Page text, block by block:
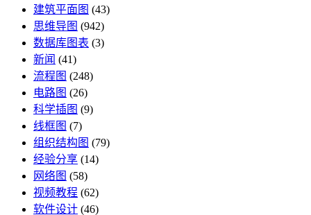
建筑平面图 (43)
思维导图 (942)
数据库图表 (3)
新闻 (41)
流程图 (248)
电路图 (26)
科学插图 (9)
线框图 (7)
组织结构图 (79)
经验分享 (14)
网络图 (58)
视频教程 (62)
软件设计 (46)